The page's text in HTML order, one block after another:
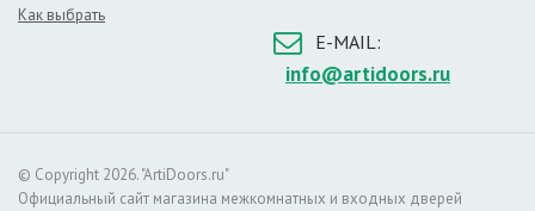
Со временем цвет полотна не потускнеет и не
полиняет, также не страшны покрытию солнечные лучи
особенностями конструкции:
Как выбрать
E-MAIL:
info@artidoors.ru
© Copyright 2026. "ArtiDoors.ru"
Официальный сайт магазина межкомнатных и входных дверей